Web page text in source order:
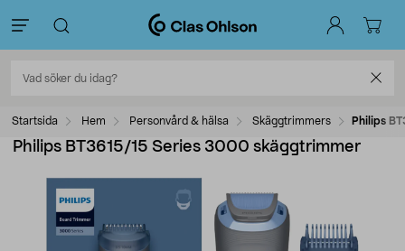
Startsida Hem Personvård & hälsa Skäggtrimmers Philips
Philips BT3615/15 Series 3000 skäggtrimmer